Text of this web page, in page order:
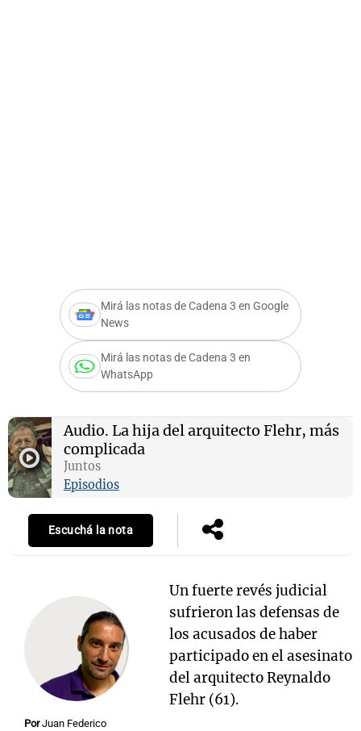
Mirá las notas de Cadena 3 en Google
News
Mirá las notas de Cadena 3 en
WhatsApp
Audio. La hija del arquitecto Flehr, más
complicada
Juntos
Episodios
Escuchá la nota
Por Juan Federico
Un fuerte revés judicial
sufrieron las defensas de
los acusados de haber
participado en el asesinato
del arquitecto Reynaldo
Flehr (61).